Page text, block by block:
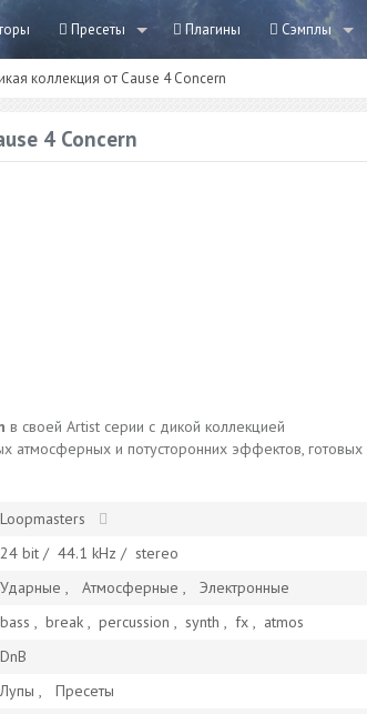
Пресеты Плагины Сэмплы
коллекция от Cause 4 Concern
4 Concern
в своей Artist серии с дикой коллекцией
атмосферных и потусторонних эффектов, готовых
Loopmasters
24 bit / 44.1 kHz / stereo
Ударные Атмосферные
Электронные
bass , break , percussion , synth , fx , atmos
DnB
Лупы Пресеты